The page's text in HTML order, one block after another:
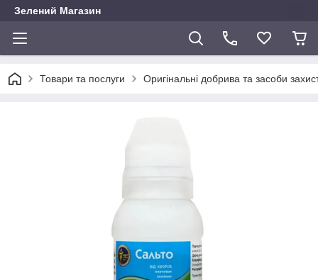
Зелений Магазин
Товари та послуги Оригінальні добрива та засоби